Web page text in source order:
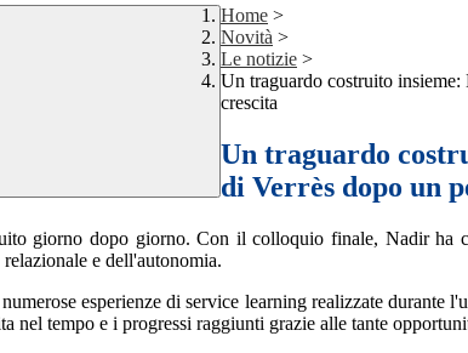
Home >
Novità >
Le notizie >
Un traguardo costruito
crescita
Un traguardo
di Verrès dopo un
giorno dopo giorno. Con il colloquio finale, Nadir ha
e dell'autonomia.
esperienze di service learning realizzate durante
nel tempo e i progressi raggiunti grazie alle tante